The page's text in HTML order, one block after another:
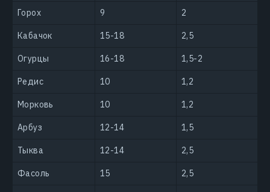
Горох 9 2
Кабачок 15-18 2,5
Огурцы 16-18 1,5-2
Редис 10 1,2
Морковь 10 1,2
Арбуз 12-14 1,5
Тыква 12-14 2,5
Фасоль 15 2,5